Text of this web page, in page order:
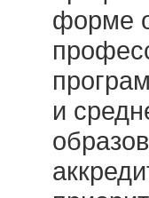
форме
и